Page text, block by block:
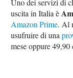
Uno dei servizi di
uscita in Italia è
Amazon Prime. Al
usufruire di una
mese oppure